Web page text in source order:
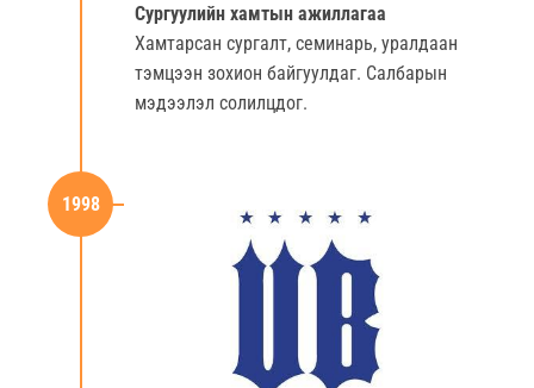
Сургуулийн хамтын ажиллагаа
Хамтарсан сургалт, семинарь, уралдаан
тэмцээн зохион байгуулдаг. Салбарын
мэдээлэл солилцдог.
1998